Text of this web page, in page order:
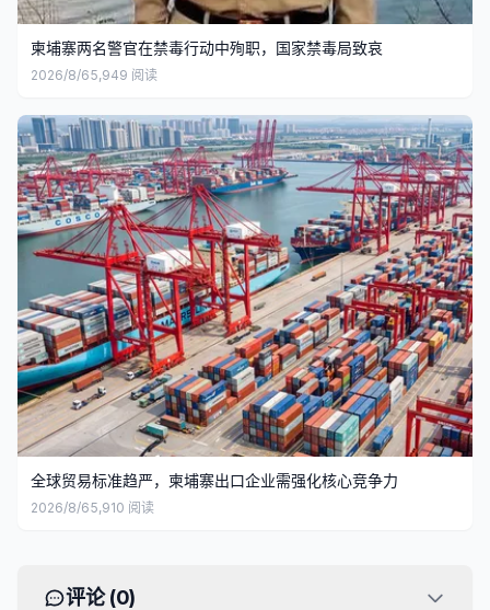
柬埔寨两名警官在禁毒行动中殉职，国家禁毒局致哀
2026/8/65,949 阅读
全球贸易标准趋严，柬埔寨出口企业需强化核心竞争力
2026/8/65,910 阅读
评论 (0)